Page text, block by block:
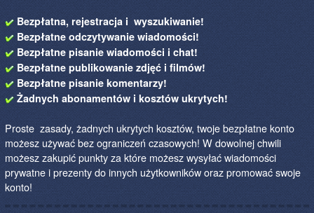
Bezpłatna, rejestracja i wyszukiwanie!
Bezpłatne odczytywanie wiadomości!
Bezpłatne pisanie wiadomości i chat!
Bezpłatne publikowanie zdjęć i filmów!
Bezpłatne pisanie komentarzy!
Żadnych abonamentów i kosztów ukrytych!
Proste zasady, żadnych ukrytych kosztów, twoje bezpłatne konto
możesz używać bez ograniczeń czasowych! W dowolnej chwili
możesz zakupić punkty za które możesz wysyłać wiadomości
prywatne i prezenty do innych użytkowników oraz promować swoje
konto!